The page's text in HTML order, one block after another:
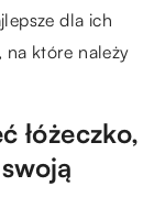
dla ich
na które należy
łóżeczko,